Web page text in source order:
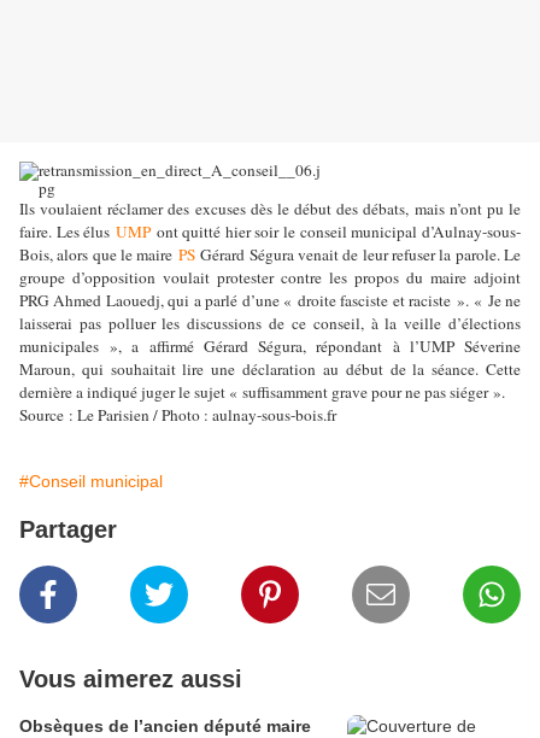
Ils voulaient réclamer des excuses dès le début des débats, mais n’ont pu le
faire. Les élus UMP ont quitté hier soir le conseil municipal d’Aulnay-sous-
Bois, alors que le maire PS Gérard Ségura venait de leur refuser la parole. Le
groupe d’opposition voulait protester contre les propos du maire adjoint
PRG Ahmed Laouedj, qui a parlé d’une « droite fasciste et raciste ». « Je ne
laisserai pas polluer les discussions de ce conseil, à la veille d’élections
municipales », a affirmé Gérard Ségura, répondant à l’UMP Séverine
Maroun, qui souhaitait lire une déclaration au début de la séance. Cette
dernière a indiqué juger le sujet « suffisamment grave pour ne pas siéger ».
Source : Le Parisien / Photo : aulnay-sous-bois.fr
#Conseil municipal
Partager
Vous aimerez aussi
Obsèques de l’ancien député maire